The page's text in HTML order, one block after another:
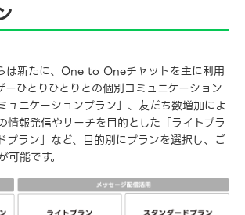
は新たに、One to Oneチャットを主に利用
ーひとりひとりとの個別コミュニケーション
ュニケーションプラン」、友だち数増加によ
情報発信やリーチを目的とした「ライトプラ
プラン」など、目的別にプランを選択し、ご
能です。